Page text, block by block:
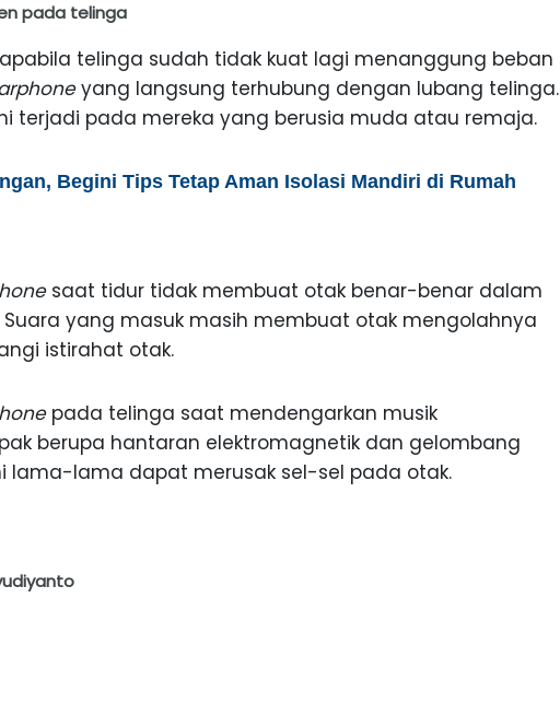
pada telinga
telinga sudah tidak kuat lagi menanggung beban
yang langsung terhubung dengan lubang telinga.
terjadi pada mereka yang berusia muda atau remaja.
Begini Tips Tetap Aman Isolasi Mandiri di Rumah
saat tidur tidak membuat otak benar-benar dalam
yang masuk masih membuat otak mengolahnya
istirahat otak.
pada telinga saat mendengarkan musik
berupa hantaran elektromagnetik dan gelombang
lama-lama dapat merusak sel-sel pada otak.